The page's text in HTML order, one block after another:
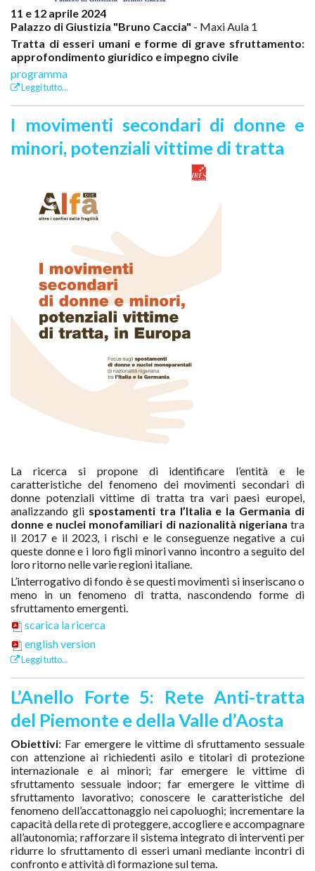
11 e 12 aprile 2024
Palazzo di Giustizia "Bruno Caccia" - Maxi Aula 1
Tratta di esseri umani e forme di grave sfruttamento:
approfondimento giuridico e impegno civile
programma
Leggi tutto...
I movimenti secondari di donne e
minori, potenziali vittime di tratta
La ricerca si propone di identificare l’entità e le
caratteristiche del fenomeno dei movimenti secondari di
donne potenziali vittime di tratta tra vari paesi europei,
analizzando gli spostamenti tra l’Italia e la Germania di
donne e nuclei monofamiliari di nazionalità nigeriana tra
il 2017 e il 2023, i rischi e le conseguenze negative a cui
queste donne e i loro figli minori vanno incontro a seguito del
loro ritorno nelle varie regioni italiane.
L’interrogativo di fondo è se questi movimenti si inseriscano o
meno in un fenomeno di tratta, nascondendo forme di
sfruttamento emergenti.
scarica la ricerca
english version
Leggi tutto...
L’Anello Forte 5: Rete Anti-tratta
del Piemonte e della Valle d’Aosta
Obiettivi: Far emergere le vittime di sfruttamento sessuale
con attenzione ai richiedenti asilo e titolari di protezione
internazionale e ai minori; far emergere le vittime di
sfruttamento sessuale indoor; far emergere le vittime di
sfruttamento lavorativo; conoscere le caratteristiche del
fenomeno dell’accattonaggio nei capoluoghi; incrementare la
capacità della rete di proteggere, accogliere e accompagnare
all’autonomia; rafforzare il sistema integrato di interventi per
ridurre lo sfruttamento di esseri umani mediante incontri di
confronto e attività di formazione sul tema.